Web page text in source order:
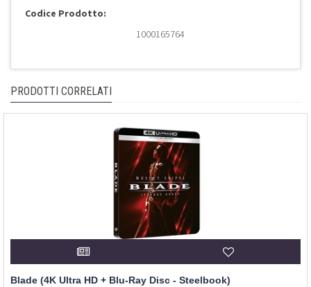
Codice Prodotto:
1000165764
PRODOTTI CORRELATI
Blade (4K Ultra HD + Blu-Ray Disc - Steelbook)